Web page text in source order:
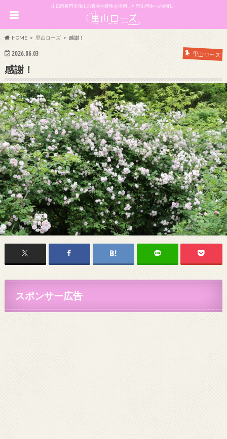
山口県長門市俵山の森林や農地を活用した里山再生への挑戦。
HOME 里山ローズ 感謝！
2026.06.03 里山ローズ
感謝！
スポンサー広告